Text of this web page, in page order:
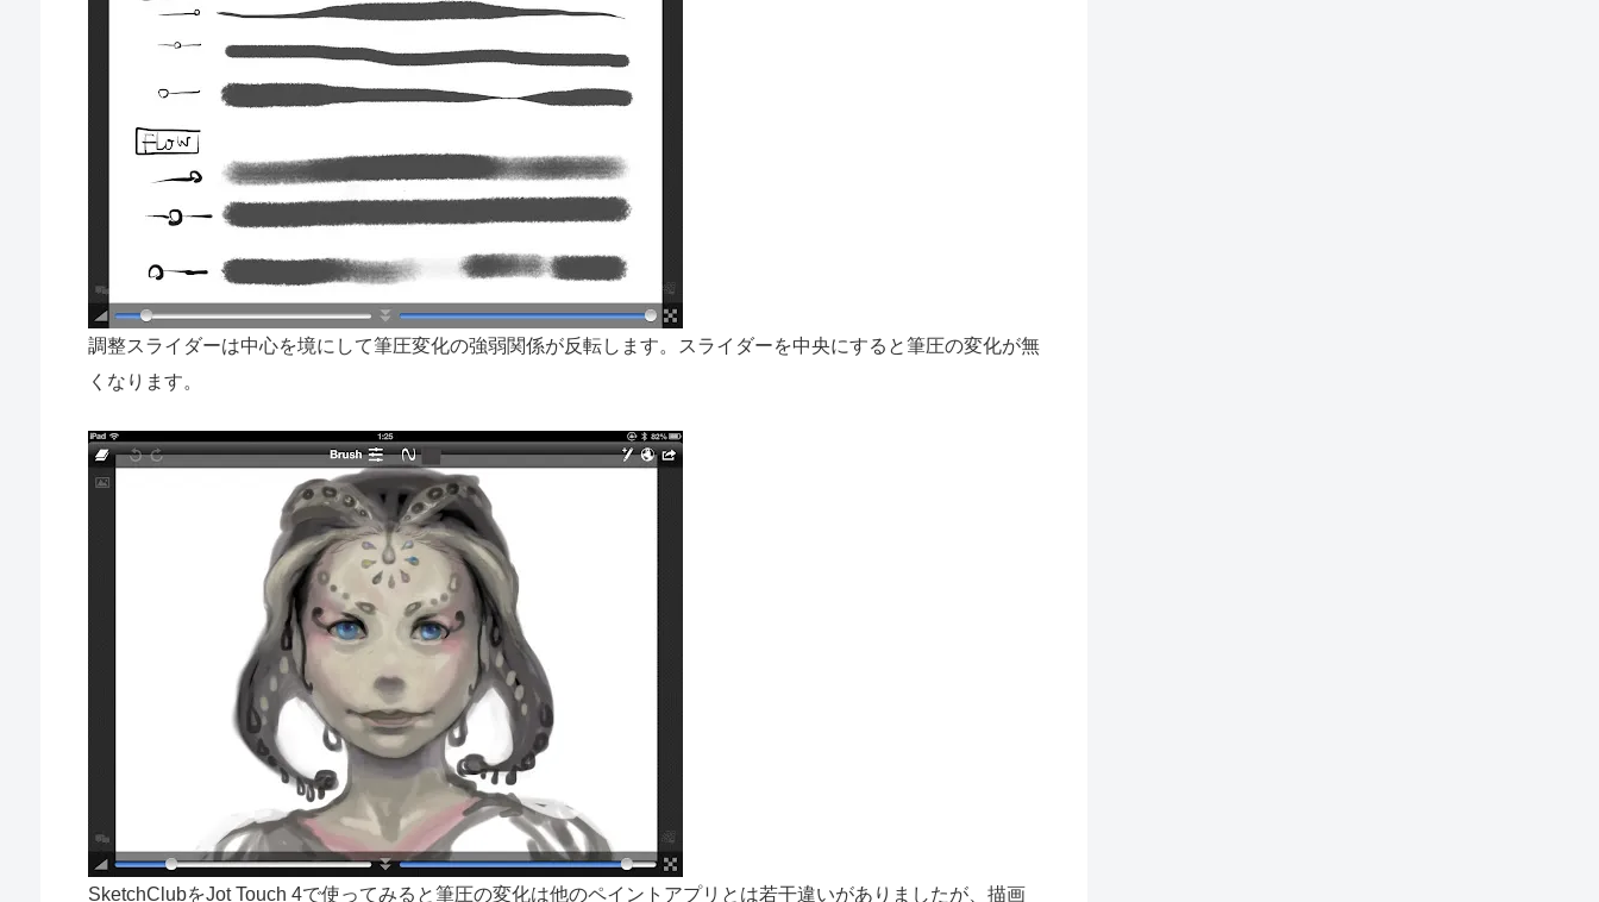
調整スライダーは中心を境にして筆圧変化の強弱関係が反転します。スライダーを中央にすると筆圧の変化が無
くなります。
SketchClubをJot Touch 4で使ってみると筆圧の変化は他のペイントアプリとは若干違いがありましたが、描画